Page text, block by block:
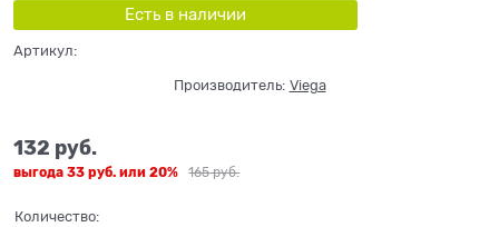
Есть в наличии
Артикул:
Производитель: Viega
165 руб.
132 руб.
выгода 33 руб. или 20%
Количество: